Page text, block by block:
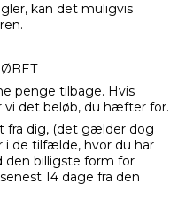
kan det muligvis
penge tilbage. Hvis
det beløb, du hæfter for.
fra dig, (det gælder dog
i de tilfælde, hvor du har
den billigste form for
14 dage fra den